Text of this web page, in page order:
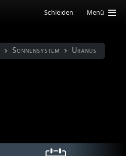
Schleiden Menü
Sonnen­system Uranus